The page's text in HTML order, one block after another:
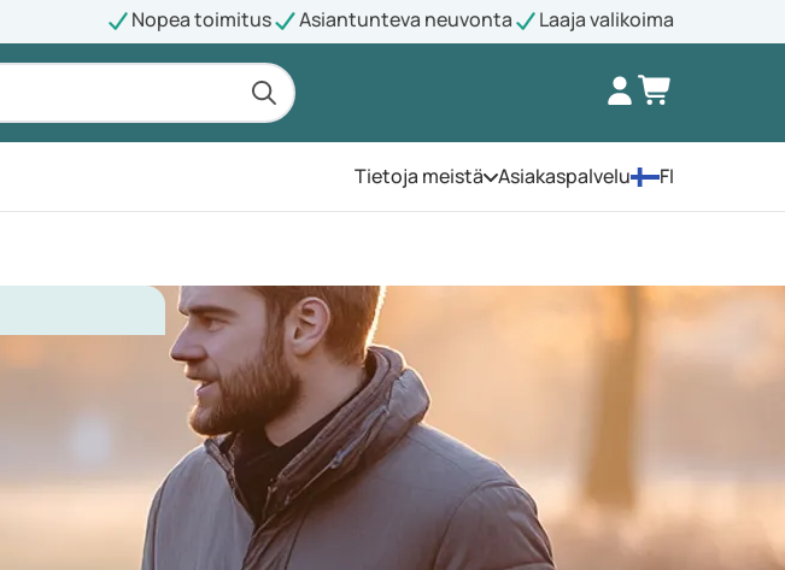
Nopea toimitus Asiantunteva neuvonta Laaja valikoima
Tietoja meistä Avaa valikko
Asiakaspalvelu FI